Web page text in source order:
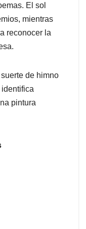
El sol
mientras
reconocer la
de himno
pintura